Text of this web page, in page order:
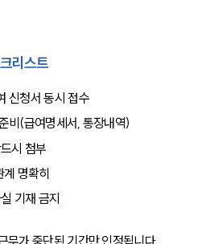
리스트
신청서 동시 접수
비(급여명세서, 통장내역)
시 첨부
명확히
기재 금지